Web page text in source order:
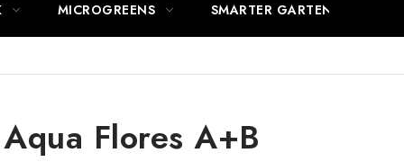
MICROGREENS SMARTER GARTEN
Flores A+B